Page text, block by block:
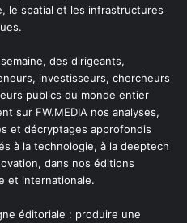
le spatial et les infrastructures
des dirigeants,
investisseurs, chercheurs
publics du monde entier
sur FW.MEDIA nos analyses,
et décryptages approfondis
à la technologie, à la deeptech
dans nos éditions
et internationale.
éditoriale : produire une